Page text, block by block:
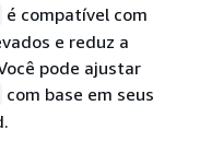
é compatível com
e reduz a
pode ajustar
com base em seus